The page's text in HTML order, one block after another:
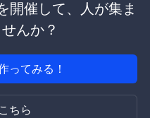
開催して、人が集ま
んか？
ってみる！
ちら